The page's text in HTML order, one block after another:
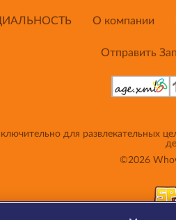
О компании
Отправить
для развлекательных
©2026